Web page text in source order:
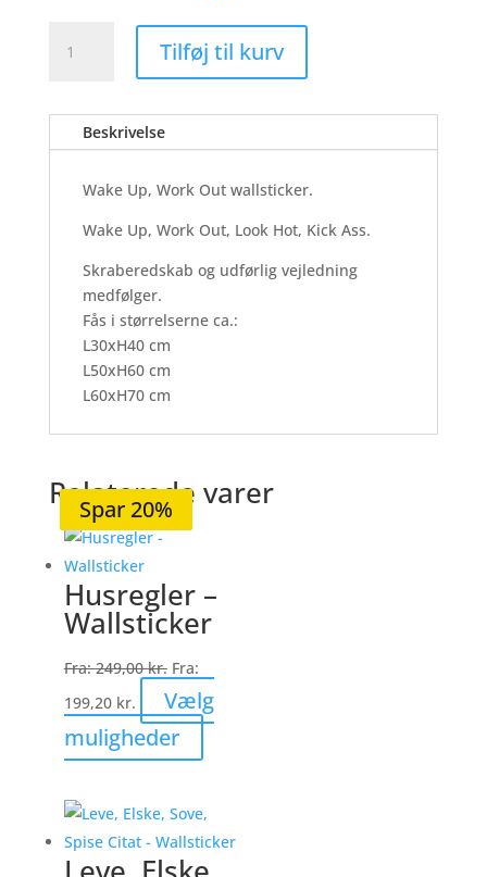
Up,
antal
Tilføj til kurv
Beskrivelse
Wake Up, Work Out wallsticker.
Wake Up, Work Out, Look Hot, Kick Ass.
Skraberedskab og udførlig vejledning
medfølger.
Fås i størrelserne ca.:
L30xH40 cm
L50xH60 cm
L60xH70 cm
Relaterede varer
Spar 20%
Husregler –
Wallsticker
Fra:249,00kr. Fra:
199,20 kr.
Vælg
muligheder
vare
flere
varianter.
Spar 20%
Spar 20%
Spar 21%
Spar 20%